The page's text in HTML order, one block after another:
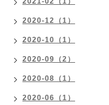
2020-12（1）
2020-10（1）
2020-09（2）
2020-08（1）
2020-06（1）